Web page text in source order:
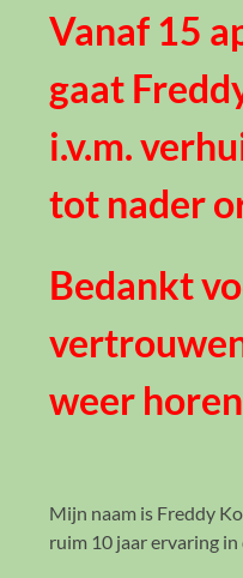
Vanaf 15
gaat
i.v.m.
tot nader
Bedankt
weer
Mijn naam is Freddy
ruim 10 jaar ervaring in